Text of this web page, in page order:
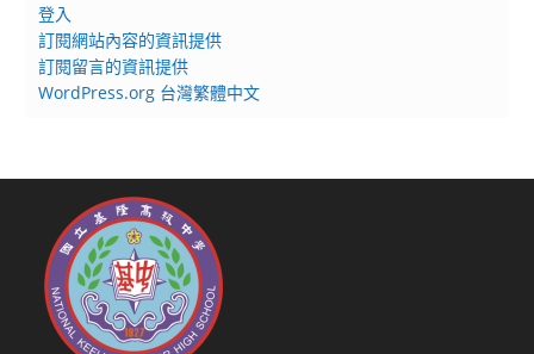
登入
訂閱網站內容的資訊提供
訂閱留言的資訊提供
WordPress.org 台灣繁體中文